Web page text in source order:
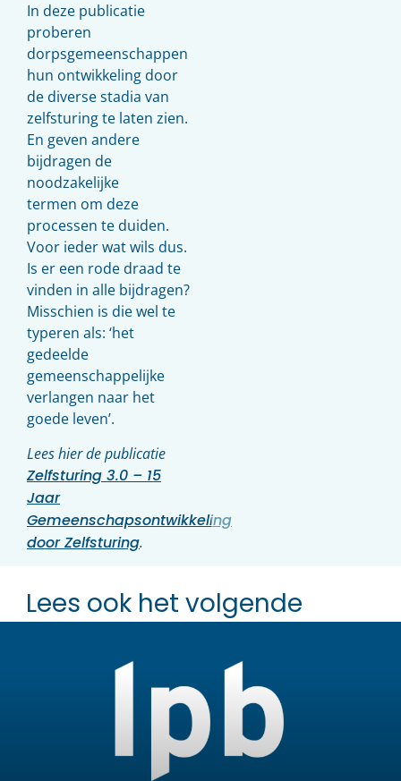
In deze publicatie
proberen
dorpsgemeenschappen
hun ontwikkeling door
de diverse stadia van
zelfsturing te laten zien.
En geven andere
bijdragen de
noodzakelijke
termen om deze
processen te duiden.
Voor ieder wat wils dus.
Is er een rode draad te
vinden in alle bijdragen?
Misschien is die wel te
typeren als: ‘het
gedeelde
gemeenschappelijke
verlangen naar het
goede leven’.
Lees hier de publicatie
Zelfsturing 3.0 – 15
Jaar
Gemeenschapsontwikkeling
door Zelfsturing.
Lees ook het volgende